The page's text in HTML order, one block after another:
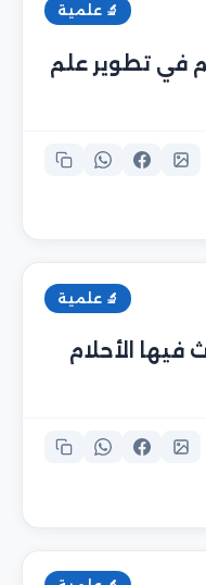
🔬 علمية
في تطوير علم
🔬 علمية
فيها الأحلام